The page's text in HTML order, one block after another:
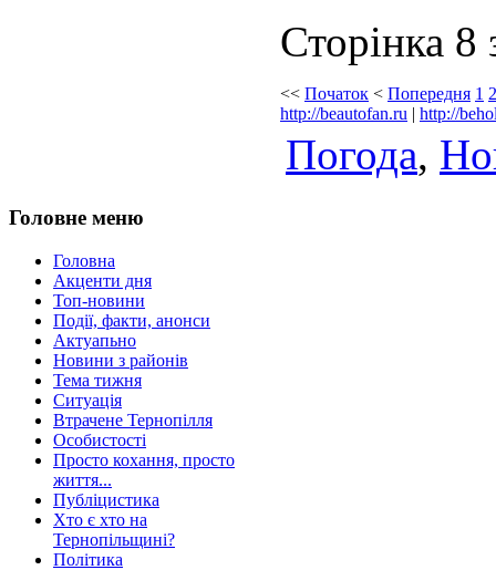
Сторінка 8
<< Початок < Попередня 1 2
http://beautofan.ru | http://
Погода,
Головне меню
Головна
Акценти дня
Топ-новини
Події, факти, анонси
Актуапьно
Новини з районів
Тема тижня
Ситуація
Втрачене Тернопілля
Особистості
Просто кохання, просто
життя...
Публіцистика
Хто є хто на
Тернопільщині?
Політика